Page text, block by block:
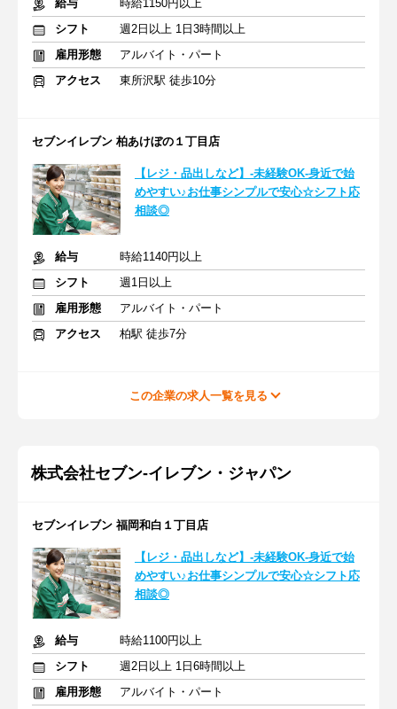
給与
時給1150円以上
シフト
週2日以上 1日3時間以上
雇用形態
アルバイト・パート
アクセス
東所沢駅 徒歩10分
セブンイレブン 柏あけぼの１丁目店
【レジ・品出しなど】-未経験OK-身近で始
めやすい♪お仕事シンプルで安心☆シフト応
相談◎
給与
時給1140円以上
シフト
週1日以上
雇用形態
アルバイト・パート
アクセス
柏駅 徒歩7分
この企業の求人一覧を見る
株式会社セブン-イレブン・ジャパン
セブンイレブン 福岡和白１丁目店
【レジ・品出しなど】-未経験OK-身近で始
めやすい♪お仕事シンプルで安心☆シフト応
相談◎
給与
時給1100円以上
シフト
週2日以上 1日6時間以上
雇用形態
アルバイト・パート